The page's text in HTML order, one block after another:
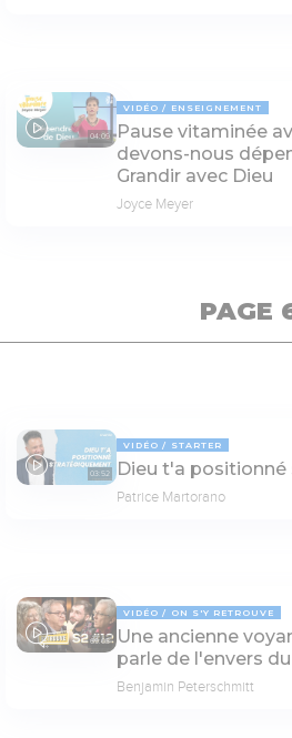
04:09
VIDÉO ENSEIGNEMENT
Pause vitaminée
devons-nous
Grandir avec Dieu
Joyce Meyer
PAGE
03:52
VIDÉO STARTER
Dieu t'a
Patrice Martorano
69:03
VIDÉO ON S'Y RETROUVE
Une ancienne
parle de l'envers
Benjamin Peterschmitt